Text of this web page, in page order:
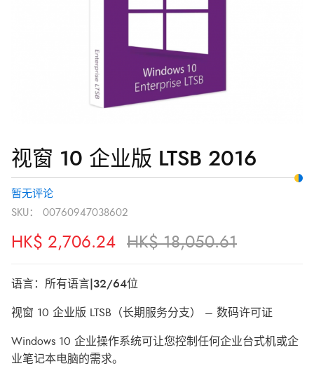
视窗 10 企业版 LTSB 2016
暂无评论
SKU：
00760947038602
HK$18,050.61
HK$ 2,706.24
语言：所有语言|32/64位
视窗 10 企业版 LTSB（长期服务分支） – 数码许可证
Windows 10 企业操作系统可让您控制任何企业台式机或企
业笔记本电脑的需求。